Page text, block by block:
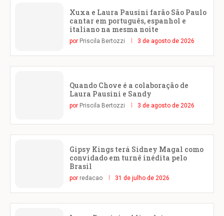
Xuxa e Laura Pausini farão São Paulo
cantar em português, espanhol e
italiano na mesma noite
por Priscila Bertozzi 3 de agosto de 2026
Quando Chove é a colaboração de
Laura Pausini e Sandy
por Priscila Bertozzi 3 de agosto de 2026
Gipsy Kings terá Sidney Magal como
convidado em turnê inédita pelo
Brasil
por redacao 31 de julho de 2026